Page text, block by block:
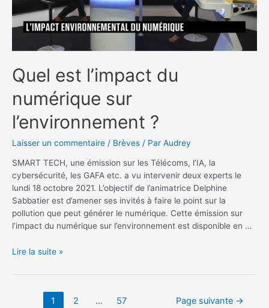
Quel est l’impact du
numérique sur
l’environnement ?
Laisser un commentaire / Brèves / Par Audrey
SMART TECH, une émission sur les Télécoms, l’IA, la
cybersécurité, les GAFA etc. a vu intervenir deux experts le
lundi 18 octobre 2021. L’objectif de l’animatrice Delphine
Sabbatier est d’amener ses invités à faire le point sur la
pollution que peut générer le numérique. Cette émission sur
l’impact du numérique sur l’environnement est disponible en …
Quel
l’impact
numérique
Lire la suite »
Navigation1 2 … 57 Page suivante →